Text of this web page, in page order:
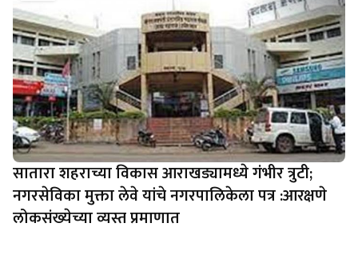
सातारा शहराच्या विकास आराखड्यामध्ये गंभीर त्रुटी;
नगरसेविका मुक्ता लेवे यांचे नगरपालिकेला पत्र :आरक्षणे
लोकसंख्येच्या व्यस्त प्रमाणात